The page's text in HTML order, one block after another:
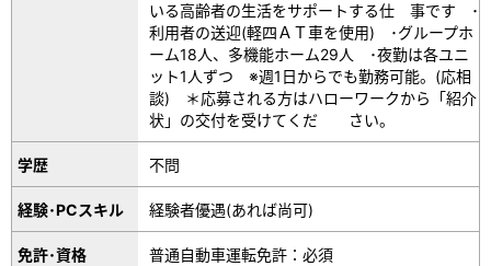
いる高齢者の生活をサポートする仕 事です ･
利用者の送迎(軽四ＡＴ車を使用) ･グループホ
ーム18人、多機能ホーム29人 ･夜勤は各ユニ
ット1人ずつ ※週1日からでも勤務可能。(応相
談) ＊応募される方はハローワークから「紹介
状」の交付を受けてくだ さい。
学歴 不問
経験･PCスキル 経験者優遇(あれば尚可)
免許･資格
普通自動車運転免許：必須